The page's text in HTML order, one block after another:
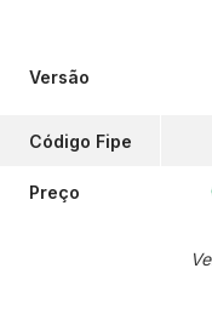
Versão
Código Fipe
Preço